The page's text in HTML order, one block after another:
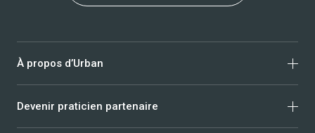
À propos d’Urban
Qui sommes-nous ?
Devenir praticien partenaire